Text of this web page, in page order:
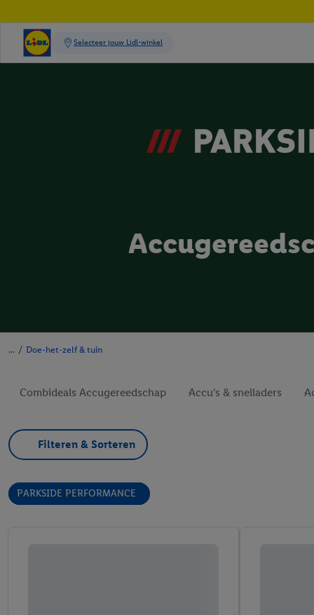
/ Doe-het-zelf & tuin
Combideals Accugereedschap Accu's & snelladers
Filteren & Sorteren
PARKSIDE PERFORMANCE